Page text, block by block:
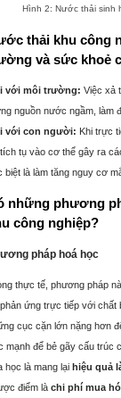
Hình 2: Nước thải sinh
thải khu công
và sức khoẻ
với môi trường: Việc xả
nguồn nước ngầm, làm
với con người: Khi trực
tụ vào cơ thể gây ra
biệt là làm tăng nguy cơ
những phương
công nghiệp?
pháp hoá học
thực tế, phương pháp
ứng trực tiếp với chất
cục cặn lớn nặng hơn
mạnh để bẻ gãy cấu trúc
học là mang lại hiệu quả
điểm là chi phí mua